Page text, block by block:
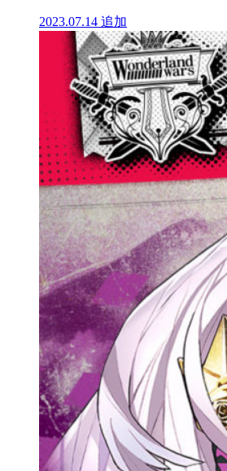
2023.07.14 追加